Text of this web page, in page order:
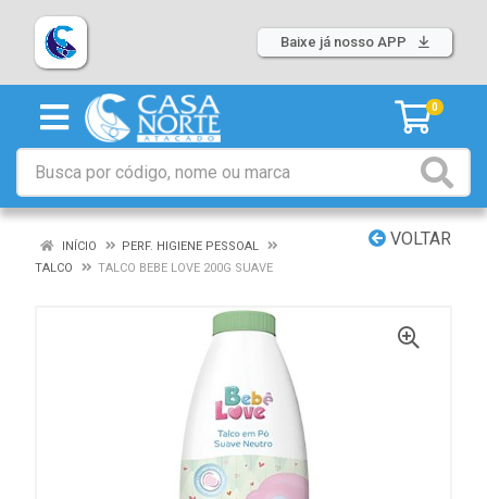
Baixe já nosso APP
0
VOLTAR
INÍCIO
PERF. HIGIENE PESSOAL
TALCO
TALCO BEBE LOVE 200G SUAVE